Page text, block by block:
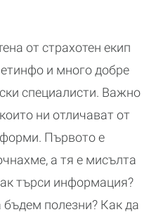
от страхотен екип
и много добре
специалисти. Важно
ни отличават от
Първото е
а тя е мисълта
търси информация?
бъдем полезни? Как да